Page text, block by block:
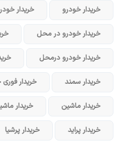
خریدار خودرو خریدار
خریدار خودرو در محل
خریدار خودرو در‌محل
خریدار سمند خریدار
خریدار ماشین خریدار
خریدار پراید خریدار پرشیا